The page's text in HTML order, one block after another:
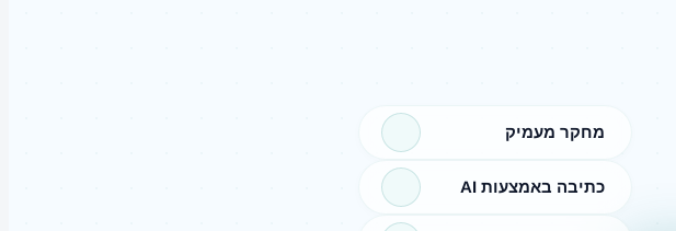
מחקר מעמיק
כתיבה באמצעות AI